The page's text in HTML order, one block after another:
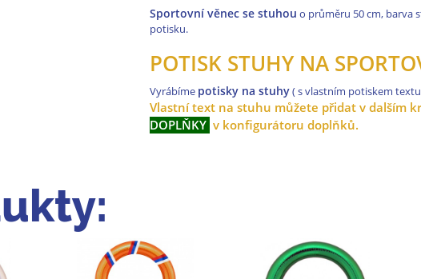
Sportovní věnec se stuhou o průměru 50 cm, barva
potisku.
POTISK STUHY NA
Vyrábíme potisky na stuhy( s vlastním potiskem
Vlastní text na stuhu můžete přidat v dalším
DOPLŇKY v konfigurátoru doplňků.